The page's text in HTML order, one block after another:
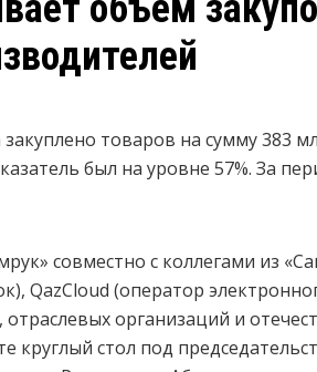
товаров на сумму 383
был на уровне 57%. За
совместно с коллегами из
QazCloud (оператор
организаций и
стол под